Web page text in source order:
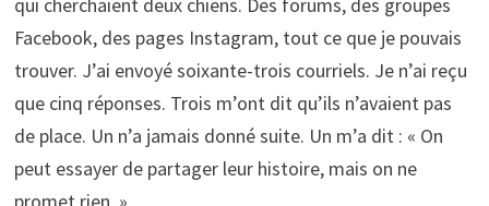
qui cherchaient deux chiens. Des forums, des groupes
Facebook, des pages Instagram, tout ce que je pouvais
trouver. J’ai envoyé soixante-trois courriels. Je n’ai reçu
que cinq réponses. Trois m’ont dit qu’ils n’avaient pas
de place. Un n’a jamais donné suite. Un m’a dit : « On
peut essayer de partager leur histoire, mais on ne